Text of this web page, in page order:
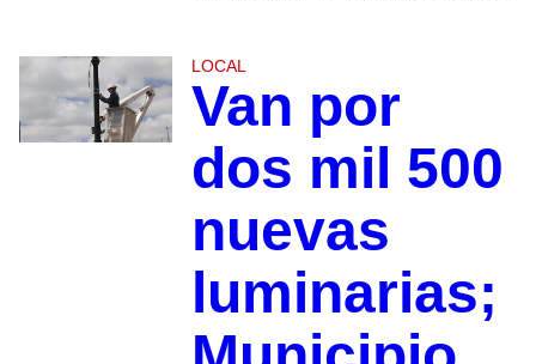
LOCAL
Van por
dos mil 500
nuevas
luminarias;